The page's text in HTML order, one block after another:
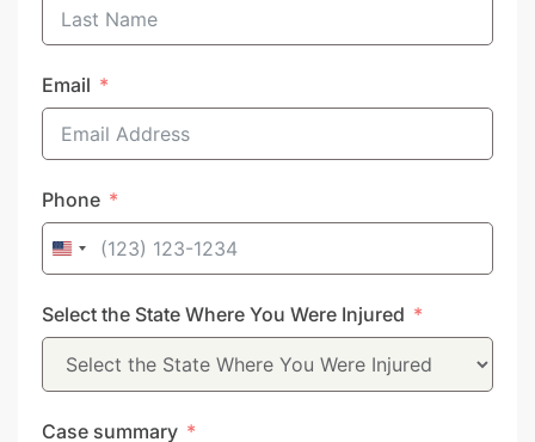
Email
Phone
United
+1
Select the State Where You Were Injured
Case summary